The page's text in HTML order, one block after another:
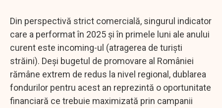
Din perspectivă strict comercială, singurul indicator
care a performat în 2025 și în primele luni ale anului
curent este incoming-ul (atragerea de turiști
străini). Deși bugetul de promovare al României
rămâne extrem de redus la nivel regional, dublarea
fondurilor pentru acest an reprezintă o oportunitate
financiară ce trebuie maximizată prin campanii